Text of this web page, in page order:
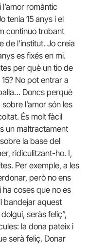
romàntic
tenia 15 anys i el
continuo trobant
de l’institut. Jo creia
es fixés en mi.
per què un tio de
No pot entrar a
Doncs perquè
l’amor són les
És molt fàcil
un maltractament
la base del
ridiculitzant-ho. I,
Per exemple, a les
però no ens
ha coses que no es
bandejar aquest
seràs feliç”,
la dona pateix i
serà feliç. Donar